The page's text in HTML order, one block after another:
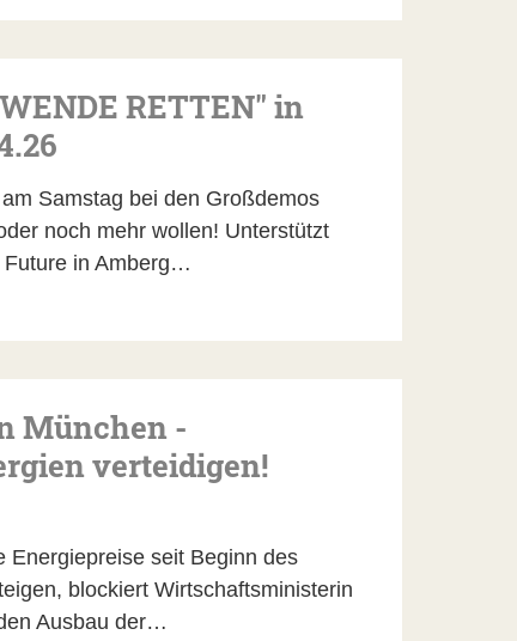
RETTEN" in
Samstag bei den Großdemos
noch mehr wollen! Unterstützt
Future in Amberg…
München -
verteidigen!
Energiepreise seit Beginn des
blockiert Wirtschaftsministerin
Ausbau der…